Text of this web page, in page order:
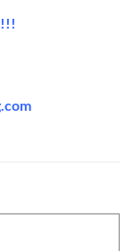
m